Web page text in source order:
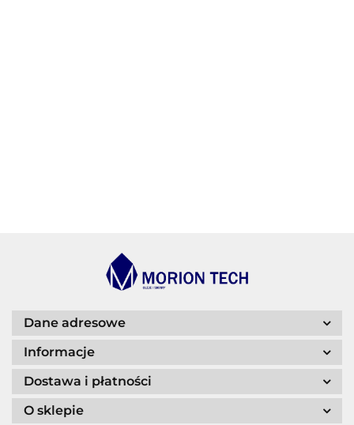
Dane adresowe
Informacje
Dostawa i płatności
O sklepie